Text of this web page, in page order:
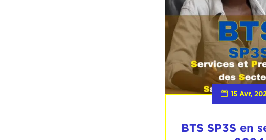
15 Avr,
BTS SP3S en